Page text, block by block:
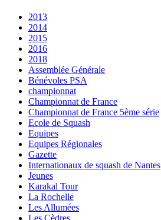
2013
2014
2015
2016
2018
Assemblée Générale
Bénévoles PSA
championnat
Championnat de France
Championnat de France 5ème série
Ecole de Squash
Equipes
Equipes Régionales
Gazette
Internationaux de squash de Nantes
Jeunes
Karakal Tour
La Rochelle
Les Allumées
Les Cèdres